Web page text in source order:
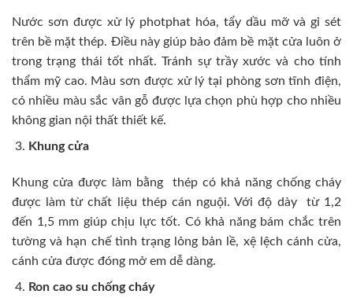
Nước sơn được xử lý photphat hóa, tẩy dầu mỡ và gỉ sét
trên bề mặt thép. Điều này giúp bảo đảm bề mặt cửa luôn ở
trong trạng thái tốt nhất. Tránh sự trầy xước và cho tính
thẩm mỹ cao. Màu sơn được xử lý tại phòng sơn tĩnh điện,
có nhiều màu sắc vân gỗ được lựa chọn phù hợp cho nhiều
không gian nội thất thiết kế.
Khung cửa
Khung cửa được làm bằng thép có khả năng chống cháy
được làm từ chất liệu thép cán nguội. Với độ dày từ 1,2
đến 1,5 mm giúp chịu lực tốt. Có khả năng bám chắc trên
tường và hạn chế tình trạng lỏng bản lề, xệ lệch cánh cửa,
cánh cửa được đóng mở em dễ dàng.
Ron cao su chống cháy